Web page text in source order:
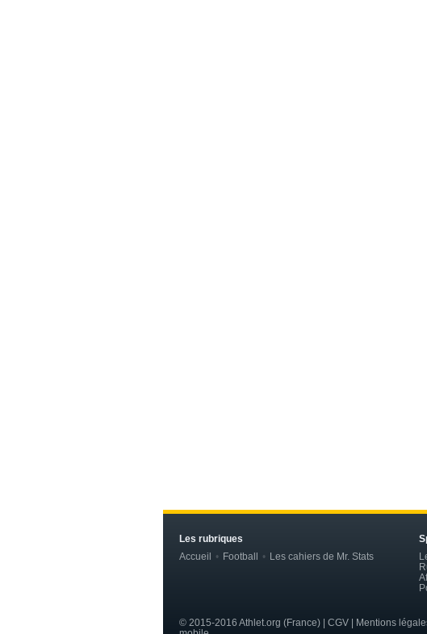
Les rubriques
Accueil
Football Les cahiers de Mr. Stats
© 2015-2016 Athlet.org (France) | CGV | Mentions